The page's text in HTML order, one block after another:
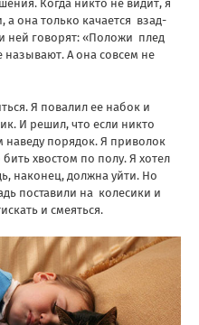
Когда никто не видит, я
она только качается взад-
ней говорят: «Положи плед
называют. А она совсем не
Я повалил ее набок и
И решил, что если никто
наведу порядок. Я приволок
хвостом по полу. Я хотел
наконец, должна уйти. Но
поставили на колесики и
и смеяться.